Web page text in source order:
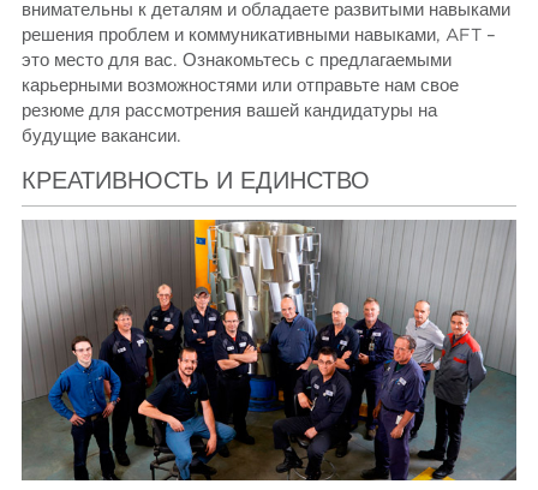
внимательны к деталям и обладаете развитыми навыками
решения проблем и коммуникативными навыками, AFT –
это место для вас. Ознакомьтесь с предлагаемыми
карьерными возможностями или отправьте нам свое
резюме для рассмотрения вашей кандидатуры на
будущие вакансии.
КРЕАТИВНОСТЬ И ЕДИНСТВО